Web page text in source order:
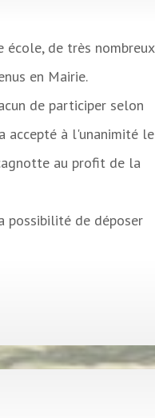
de très nombreux
en Mairie.
de participer selon
accepté à l'unanimité le
au profit de la
possibilité de déposer